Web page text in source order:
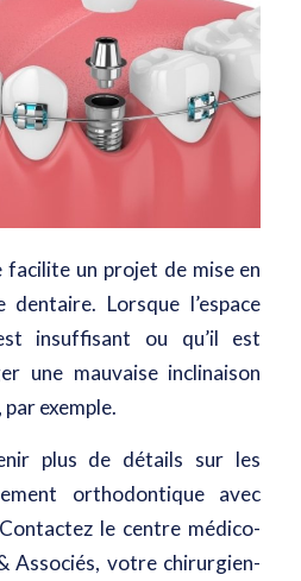
facilite un projet de mise en
dentaire. Lorsque l’espace
insuffisant ou qu’il est
une mauvaise inclinaison
exemple.
plus de détails sur les
orthodontique avec
le centre médico-
Associés, votre chirurgien-